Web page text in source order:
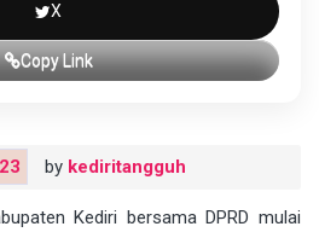
X
Copy Link
by kediritangguh
Kediri bersama DPRD mulai